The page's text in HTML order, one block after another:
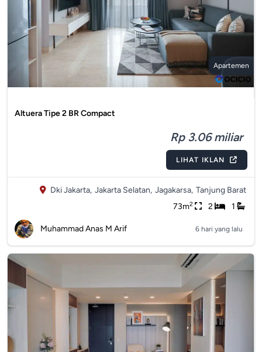
Apartemen
Altuera Tipe 2 BR Compact
Rp 3.06 miliar
LIHAT IKLAN
Dki Jakarta, Jakarta Selatan, Jagakarsa, Tanjung Barat
73m2 2 1
Muhammad Anas M Arif 6 hari yang lalu